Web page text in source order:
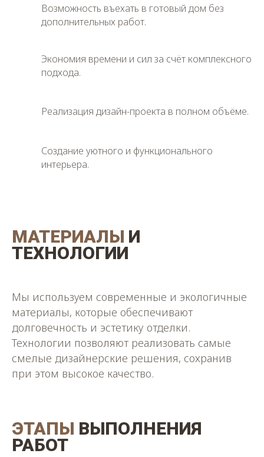
Возможность въехать в готовый дом без
дополнительных работ.
Экономия времени и сил за счёт комплексного
подхода.
Реализация дизайн-проекта в полном объёме.
Создание уютного и функционального
интерьера.
МАТЕРИАЛЫ И
ТЕХНОЛОГИИ
Мы используем современные и экологичные
материалы, которые обеспечивают
долговечность и эстетику отделки.
Технологии позволяют реализовать самые
смелые дизайнерские решения, сохранив
при этом высокое качество.
ЭТАПЫ ВЫПОЛНЕНИЯ
РАБОТ
ПРОЕКТА
На этом этапе профессиональный дизайнер
полноценный проект с 3D-визуализациями
будущего пространства.